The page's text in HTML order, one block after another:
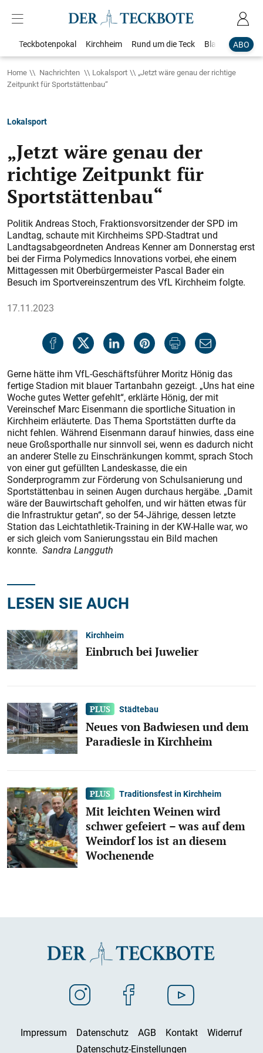
ABO
Teckbotenpokal Kirchheim Rund um die Teck Blaulicht
Home Nachrichten Lokalsport
„Jetzt wäre genau der richtige
Zeitpunkt für Sportstättenbau“
Lokalsport
„Jetzt wäre genau der
richtige Zeitpunkt für
Sportstättenbau“
Politik Andreas Stoch, Fraktionsvorsitzender der SPD im
Landtag, schaute mit Kirchheims SPD-Stadtrat und
Landtagsabgeordneten Andreas Kenner am Donnerstag erst
bei der Firma Polymedics Innovations vorbei, ehe einem
Mittagessen mit Oberbürgermeis­ter Pascal Bader ein
Besuch im Sportvereinszentrum des VfL Kirchheim folgte.
17.11.2023
Gerne hätte ihm VfL-Geschäftsführer Moritz Hönig das
fertige Stadion mit blauer Tartanbahn gezeigt. „Uns hat eine
Woche gutes Wetter gefehlt“, erklärte Hönig, der mit
Vereinschef Marc Eisenmann die sportliche Situation in
Kirchheim erläuterte. Das Thema Sportstätten durfte da
nicht fehlen. Während Eisenmann darauf hinwies, dass eine
neue Großsporthalle nur sinnvoll sei, wenn es dadurch nicht
an anderer Stelle zu Einschränkungen kommt, sprach Stoch
von einer gut gefüllten Landeskasse, die ein
Sonderprogramm zur Förderung von Schulsanierung und
Sportstättenbau in seinen Augen durchaus hergäbe. „Damit
wäre der Bauwirtschaft geholfen, und wir hätten etwas für
die Infrastruktur getan“, so der 54-Jährige, dessen letzte
Station das Leichtathletik-Training in der KW-Halle war, wo
er sich gleich vom Sanierungsstau ein Bild machen
konnte. Sandra Langguth
LESEN SIE AUCH
Kirchheim
Einbruch bei Juwelier
Städtebau
Neues von Badwiesen und dem
Paradiesle in Kirchheim
Traditionsfest in Kirchheim
Mit leichten Weinen wird
schwer gefeiert – was auf dem
Weindorf los ist an diesem
Wochenende
Impressum Datenschutz AGB Kontakt
Widerruf
Datenschutz-Einstellungen